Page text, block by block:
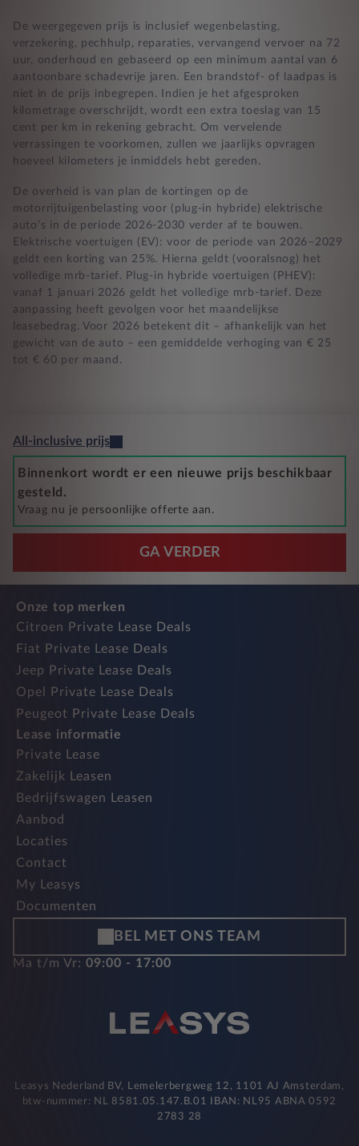
De weergegeven prijs is inclusief wegenbelasting,
verzekering, pechhulp, reparaties, vervangend vervoer na 72
uur, onderhoud en gebaseerd op een minimum aantal van 6
aantoonbare schadevrije jaren. Een brandstof- of laadpas is
niet in de prijs inbegrepen. Indien je het afgesproken
kilometrage overschrijdt, wordt een extra toeslag van 15
cent per km in rekening gebracht. Om vervelende
verrassingen te voorkomen, zullen we jaarlijks opvragen
hoeveel kilometers je inmiddels hebt gereden.
De overheid is van plan de kortingen op de
motorrijtuigenbelasting voor (plug-in hybride) elektrische
auto’s in de periode 2026-2030 verder af te bouwen.
Elektrische voertuigen (EV): voor de periode van 2026–2029
geldt een korting van 25%. Hierna geldt (vooralsnog) het
volledige mrb-tarief. Plug-in hybride voertuigen (PHEV):
vanaf 1 januari 2026 geldt het volledige mrb-tarief. Deze
aanpassing heeft gevolgen voor het maandelijkse
leasebedrag. Voor 2026 betekent dit – afhankelijk van het
gewicht van de auto – een gemiddelde verhoging van € 25
tot € 60 per maand.
All-inclusive prijs
Binnenkort wordt er een nieuwe prijs beschikbaar
gesteld.
Vraag nu je persoonlijke offerte aan.
GA VERDER
Onze top merken
Citroen Private Lease Deals
Fiat Private Lease Deals
Jeep Private Lease Deals
Opel Private Lease Deals
Peugeot Private Lease Deals
Lease informatie
Private Lease
Zakelijk Leasen
Bedrijfswagen Leasen
Aanbod
Locaties
Contact
My Leasys
Documenten
BEL MET ONS TEAM
Ma t/m Vr: 09:00 - 17:00
Leasys Nederland BV, Lemelerbergweg 12, 1101 AJ Amsterdam,
btw-nummer: NL 8581.05.147.B.01 IBAN: NL95 ABNA 0592
2783 28